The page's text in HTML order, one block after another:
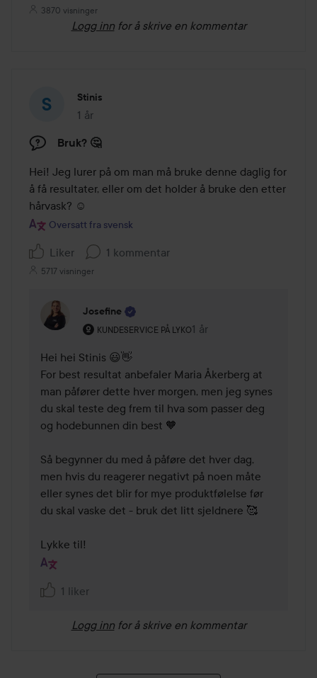
3870 visninger
Logg inn for å skrive en kommentar
Stinis
1 år
Innlegget ble opprettet 1 år
Bruk? 🤔
Hei! Jeg lurer på om man må bruke denne daglig for
å få resultater, eller om det holder å bruke den etter
hårvask? ☺️
Oversatt fra svensk
Liker 1 kommentar
5717 visninger
Josefine
KUNDESERVICE PÅ LYKO
Brukerens rolle: Kundeservice på Lyko.
1 år
Kommentaren lades 1 år
Hei hei Stinis 😃👋
For best resultat anbefaler Maria Åkerberg at
man påfører dette hver morgen, men jeg synes
du skal teste deg frem til hva som passer deg
og hodebunnen din best 🧡
Så begynner du med å påføre det hver dag,
men hvis du reagerer negativt på noen måte
eller synes det blir for mye produktfølelse før
du skal vaske det - bruk det litt sjeldnere 🥰
Lykke til!
1 liker
Logg inn for å skrive en kommentar